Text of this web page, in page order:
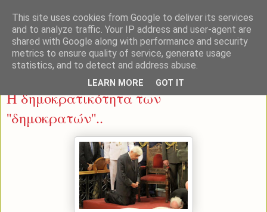
Η δημοκρατικότητα των
''δημοκρατών''..
This site uses cookies from Google to deliver its services
and to analyze traffic. Your IP address and user-agent are
shared with Google along with performance and security
metrics to ensure quality of service, generate usage
statistics, and to detect and address abuse.
LEARN MORE GOT IT